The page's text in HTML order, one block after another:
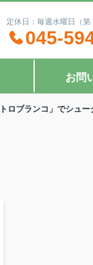
休日：毎週水曜日（第
045-
お問
ロブランコ」でシュー